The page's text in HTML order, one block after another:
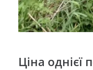
Ціна однієї